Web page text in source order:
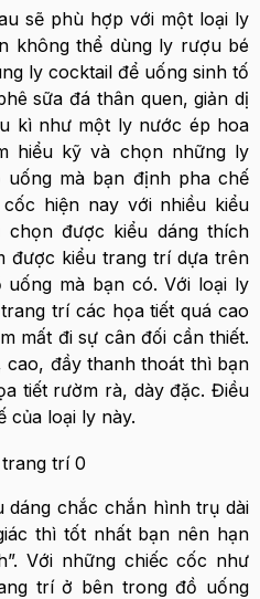
sẽ phù hợp với một loại ly
không thể dùng ly rượu bé
ly cocktail để uống sinh tố
sữa đá thân quen, giản dị
kì như một ly nước ép hoa
hiểu kỹ và chọn những ly
mà bạn định pha chế
hiện nay với nhiều kiểu
chọn được kiểu dáng thích
được kiểu trang trí dựa trên
mà bạn có. Với loại ly
trí các họa tiết quá cao
mất đi sự cân đối cần thiết.
cao, đầy thanh thoát thì bạn
tiết rườm rà, dày đặc. Điều
của loại ly này.
dáng chắc chắn hình trụ dài
thì tốt nhất bạn nên hạn
Với những chiếc cốc như
trí ở bên trong đồ uống